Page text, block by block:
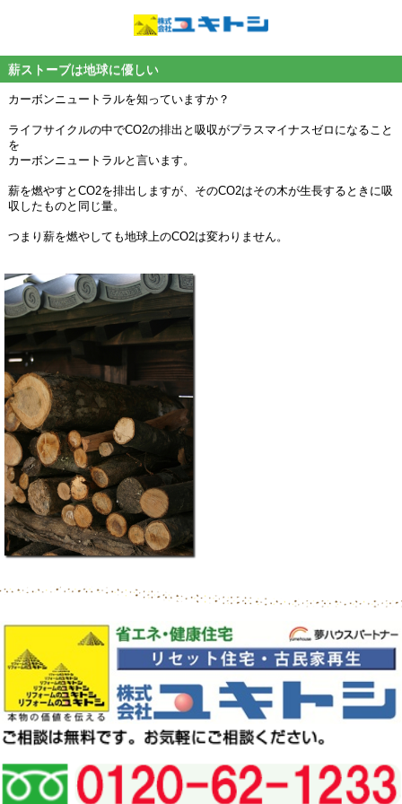
薪ストーブは地球に優しい
カーボンニュートラルを知っていますか？
ライフサイクルの中でCO2の排出と吸収がプラスマイナスゼロになること
を
カーボンニュートラルと言います。
薪を燃やすとCO2を排出しますが、そのCO2はその木が生長するときに吸
収したものと同じ量。
つまり薪を燃やしても地球上のCO2は変わりません。